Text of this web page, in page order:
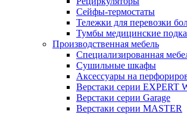
Сейфы-термостаты
Тележки для перевозки
Тумбы медицинские
Производственная мебель
Cпециализированная
Cушильные шкафы
Аксессуары на
Верстаки серии EXPERT
Верстаки серии Garage
Верстаки серии MASTER